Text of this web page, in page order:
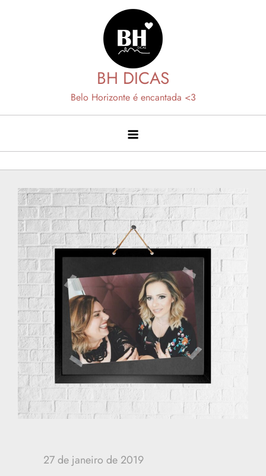
BH DICAS
Belo Horizonte é encantada <3